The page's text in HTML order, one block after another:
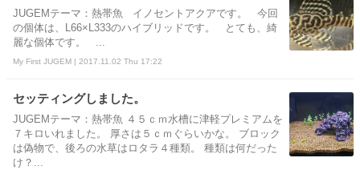
JUGEMテーマ：熱帯魚 イノセントアクアです。 今回
の個体は、L66×L333のハイブリッドです。 とても、綺
麗な個体です。 ...
My First JUGEM | 2017.11.02 Thu 17:22
セッティングしました。
JUGEMテーマ：熱帯魚 ４５ｃｍ水槽に津軽プレミアムを
７キロいれました。 厚さは５ｃｍぐらいかな。 ブロック
は偽物で、後ろの水草はロタラ４種類。 種類は何だった
け？...